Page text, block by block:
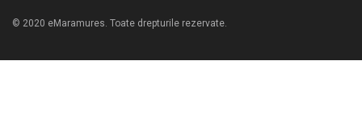
© 2020 eMaramures. Toate drepturile rezervate.